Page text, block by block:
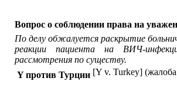
Вопрос о соблюдении права на
По делу обжалуется раскрытие
реакции пациента на ВИЧ-
рассмотрения по существу.
Y против Турции [Y v. Turkey]